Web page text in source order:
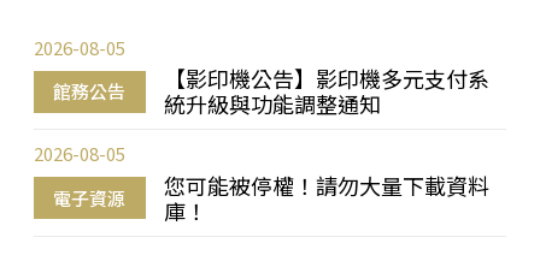
館務公告
【影印機公告】影印機多元支付系
統升級與功能調整通知
2026-08-05
電子資源
您可能被停權！請勿大量下載資料
庫！
2026-08-05